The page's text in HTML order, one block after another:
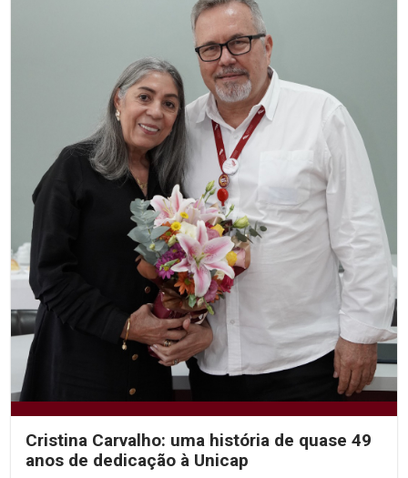
Cristina Carvalho: uma história de quase 49
anos de dedicação à Unicap